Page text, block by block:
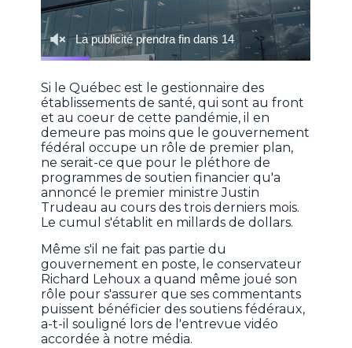
Si le Québec est le gestionnaire des
établissements de santé, qui sont au front
et au coeur de cette pandémie, il en
demeure pas moins que le gouvernement
fédéral occupe un rôle de premier plan,
ne serait-ce que pour le pléthore de
programmes de soutien financier qu'a
annoncé le premier ministre Justin
Trudeau au cours des trois derniers mois.
Le cumul s'établit en millards de dollars.
Même s'il ne fait pas partie du
gouvernement en poste, le conservateur
Richard Lehoux a quand même joué son
rôle pour s'assurer que ses commentants
puissent bénéficier des soutiens fédéraux,
a-t-il souligné lors de l'entrevue vidéo
accordée à notre média.